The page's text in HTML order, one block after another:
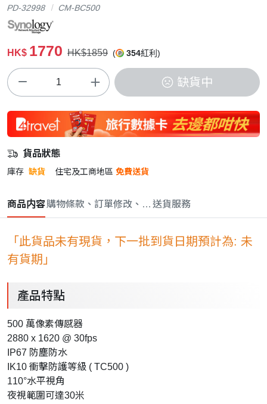
PD-32998 CM-BC500
HK$ 1770 HK$1859 ( 354紅利)
缺貨中
貨品狀態
庫存 缺貨 住宅及工商地區 免費送貨
商品内容購物條款、訂單修改、取消與退款政策
送貨服務
「此貨品未有現貨，下一批到貨日期預計為: 未
有貨期」
產品特點
500 萬像素傳感器
2880 x 1620 @ 30fps
IP67 防塵防水
IK10 衝擊防護等級 ( TC500 )
110°水平視角
夜視範圍可達30米